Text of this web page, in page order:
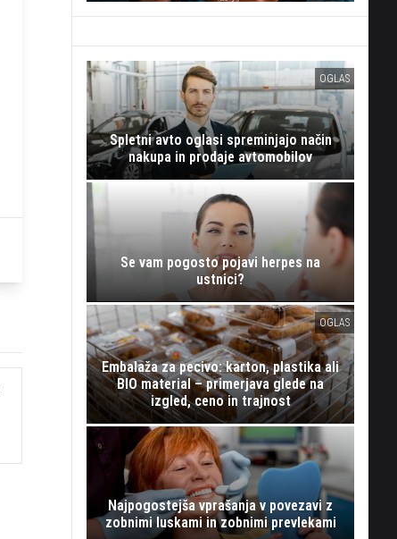
OGLAS
Spletni avto oglasi spreminjajo način
nakupa in prodaje avtomobilov
Se vam pogosto pojavi herpes na
ustnici?
OGLAS
Embalaža za pecivo: karton, plastika ali
BIO material – primerjava glede na
izgled, ceno in trajnost
Najpogostejša vprašanja v povezavi z
zobnimi luskami in zobnimi prevlekami